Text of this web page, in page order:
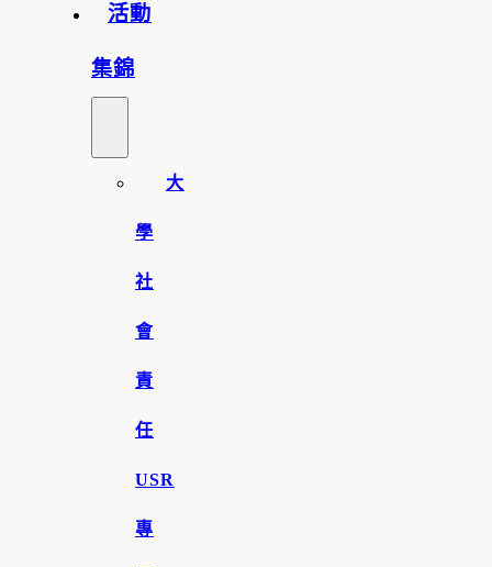
活動
集錦
大
學
社
會
責
任
USR
專